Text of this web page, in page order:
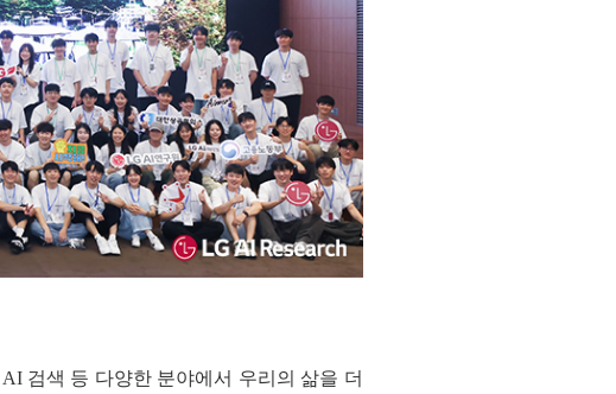
검색 등 다양한 분야에서 우리의 삶을 더